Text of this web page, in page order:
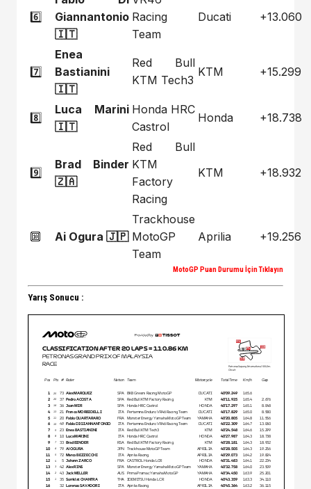
6️⃣
Giannantonio
🇮🇹
Racing
Team
Ducati +13.060
7️⃣
Enea
Bastianini
🇮🇹
Red Bull
KTM Tech3
KTM +15.299
8️⃣
Luca Marini
🇮🇹
Honda HRC
Castrol
Honda +18.738
9️⃣
Brad Binder
🇿🇦
Red Bull
KTM
Factory
Racing
KTM +18.932
🔟 Ai Ogura 🇯🇵
Trackhouse
MotoGP
Team
Aprilia +19.256
MotoGP Puan Durumu İçin Tıklayın
Yarış Sonucu :